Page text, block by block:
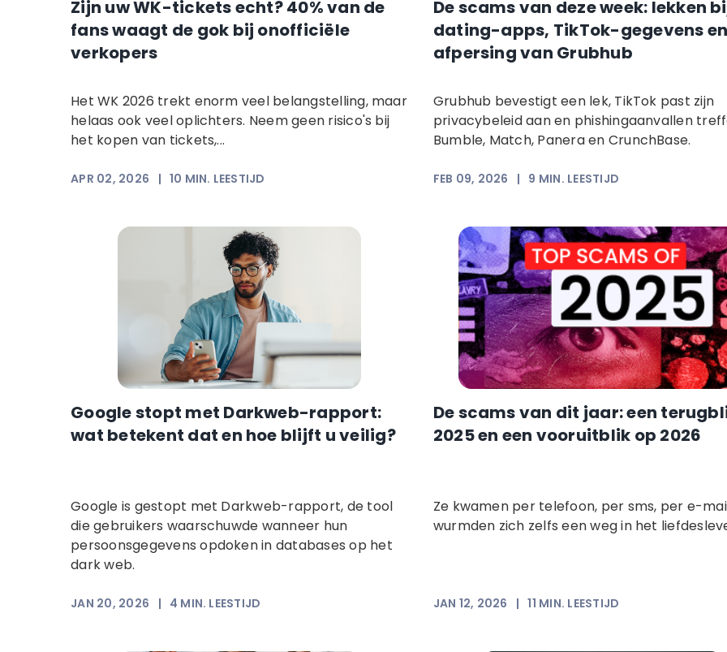
Zijn uw WK-tickets echt? 40% van de
fans waagt de gok bij onofficiële
verkopers
Het WK 2026 trekt enorm veel belangstelling, maar
helaas ook veel oplichters. Neem geen risico's bij
het kopen van tickets,...
APR 02, 2026 | 10 MIN. LEESTIJD
De scams van deze week: lekken
dating-apps, TikTok-gegevens en
afpersing van Grubhub
Grubhub bevestigt een lek, TikTok past zijn
privacybeleid aan en phishingaanvallen
Bumble, Match, Panera en CrunchBase.
FEB 09, 2026 | 9 MIN. LEESTIJD
Google stopt met Darkweb-rapport:
wat betekent dat en hoe blijft u veilig?
Google is gestopt met Darkweb-rapport, de tool
die gebruikers waarschuwde wanneer hun
persoonsgegevens opdoken in databases op het
dark web.
JAN 20, 2026 | 4 MIN. LEESTIJD
De scams van dit jaar: een
2025 en een vooruitblik op 2026
Ze kwamen per telefoon, per sms, per e-
wurmden zich zelfs een weg in het
JAN 12, 2026 |11 MIN. LEESTIJD